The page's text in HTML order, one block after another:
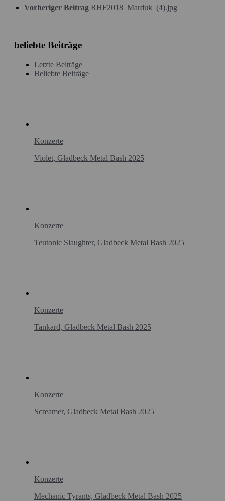
Vorheriger Beitrag RHF2018_Marduk_(4).jpg
beliebte Beiträge
Letzte Beiträge
Beliebte Beiträge
Konzerte
Violet, Gladbeck Metal Bash 2025
Konzerte
Teutonic Slaughter, Gladbeck Metal Bash 2025
Konzerte
Tankard, Gladbeck Metal Bash 2025
Konzerte
Screamer, Gladbeck Metal Bash 2025
Konzerte
Mechanic Tyrants, Gladbeck Metal Bash 2025